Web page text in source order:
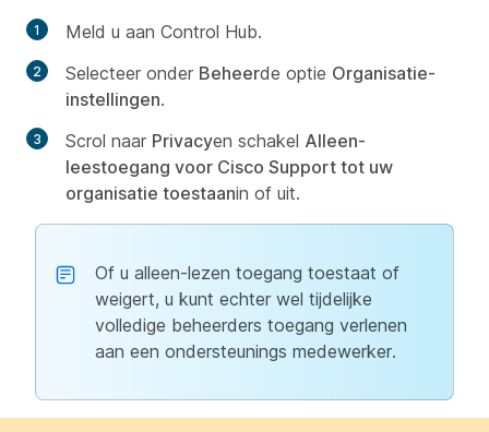
Meld u aan Control Hub.
Selecteer onder Beheerde optie Organisatie-
instellingen.
Scrol naar Privacyen schakel Alleen-
leestoegang voor Cisco Support tot uw
organisatie toestaanin of uit.
Of u alleen-lezen toegang toestaat of
weigert, u kunt echter wel tijdelijke
volledige beheerders toegang verlenen
aan een ondersteunings medewerker.